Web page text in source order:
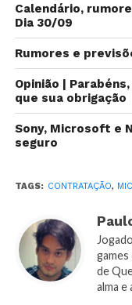
Mais um grande
ao time do
Initiative, após
profissionais
impressionantes,
em jogos como
Tomb Raider
e
Calendário,
Dia 30/09
Rumores e
Opinião |
que sua obrigação
Sony, Microsoft e
seguro
TAGS: CONTRATAÇÃO,
de
alma e